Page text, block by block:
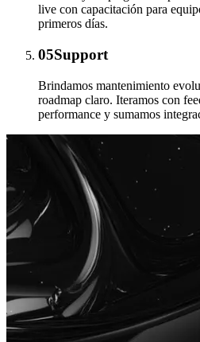
live con capacitación para
primeros días.
05Support
Brindamos mantenimiento
roadmap claro. Iteramos con
performance y sumamos